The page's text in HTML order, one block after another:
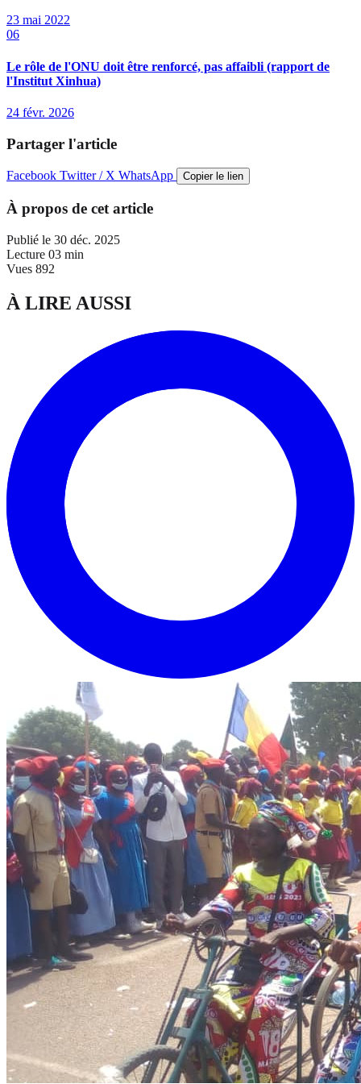
23 mai 2022
06
Le rôle de l'ONU doit être renforcé, pas affaibli (rapport de
l'Institut Xinhua)
24 févr. 2026
Partager l'article
Facebook Twitter / X WhatsApp Copier le lien
À propos de cet article
Publié le 30 déc. 2025
Lecture 03 min
Vues 892
À LIRE AUSSI